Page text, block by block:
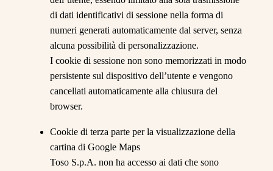
di dati identificativi di sessione nella forma di
numeri generati automaticamente dal server, senza
alcuna possibilità di personalizzazione.
I cookie di sessione non sono memorizzati in modo
persistente sul dispositivo dell’utente e vengono
cancellati automaticamente alla chiusura del
browser.
Cookie di terza parte per la visualizzazione della
cartina di Google Maps
Toso S.p.A. non ha accesso ai dati che sono